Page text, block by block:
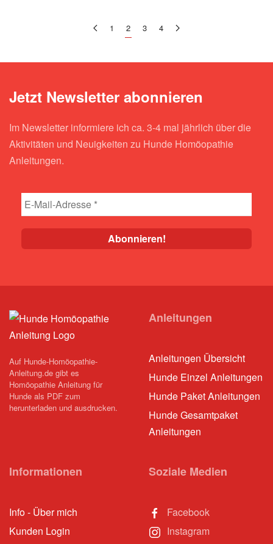
1 2 3 4
Jetzt Newsletter abonnieren
Im Newsletter informiere ich ca. 3-4 mal jährlich über die
Aktivitäten und Neuigkeiten zu Hunde Homöopathie
Anleitungen.
Auf Hunde-Homöopathie-
Anleitung.de gibt es
Homöopathie Anleitung für
Hunde als PDF zum
herunterladen und ausdrucken.
Anleitungen
Anleitungen Übersicht
Hunde Einzel Anleitungen
Hunde Paket Anleitungen
Hunde Gesamtpaket
Anleitungen
Informationen
Info - Über mich
Kunden Login
Soziale Medien
Facebook
Instagram